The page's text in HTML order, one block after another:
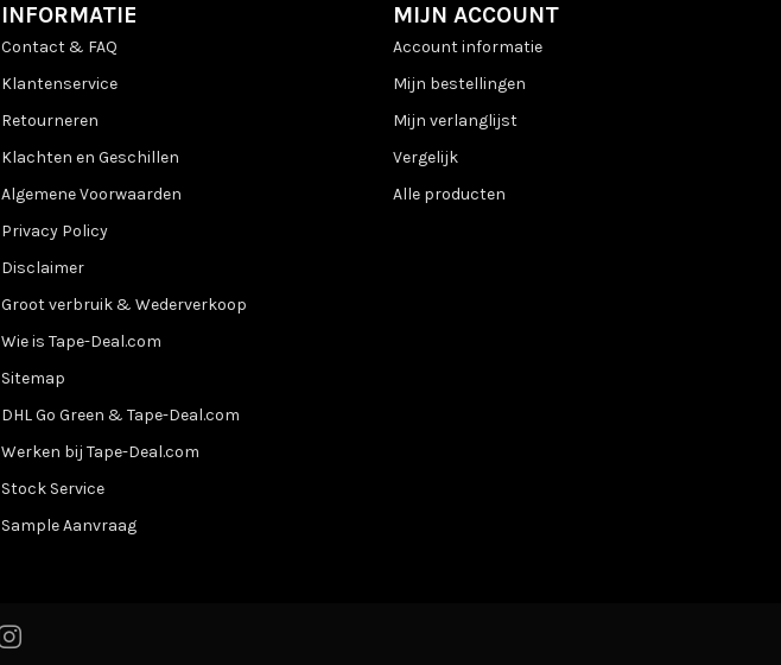
INFORMATIE
Contact & FAQ
Klantenservice
Retourneren
Klachten en Geschillen
Algemene Voorwaarden
Privacy Policy
Disclaimer
Groot verbruik & Wederverkoop
Wie is Tape-Deal.com
Sitemap
DHL Go Green & Tape-Deal.com
Werken bij Tape-Deal.com
Stock Service
Sample Aanvraag
MIJN ACCOUNT
Account informatie
Mijn bestellingen
Mijn verlanglijst
Vergelijk
Alle producten